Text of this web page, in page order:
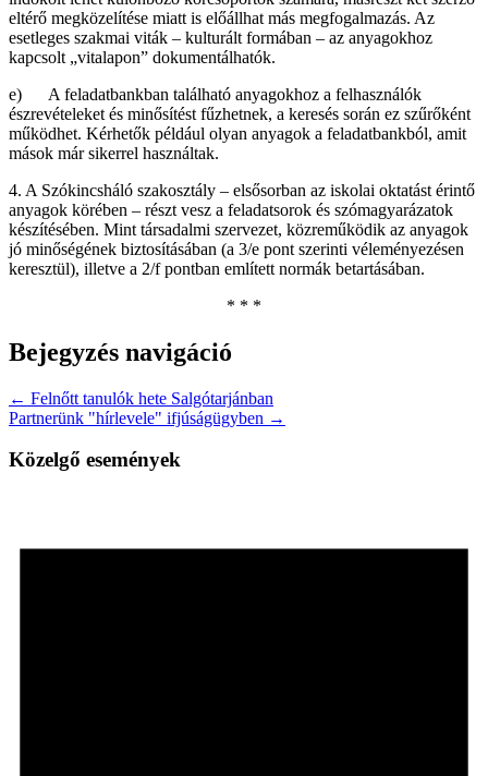
eltérő megközelítése miatt is előállhat más megfogalmazás. Az
esetleges szakmai viták – kulturált formában – az anyagokhoz
kapcsolt „vitalapon” dokumentálhatók.
e) A feladatbankban található anyagokhoz a felhasználók
észrevételeket és minősítést fűzhetnek, a keresés során ez szűrőként
működhet. Kérhetők például olyan anyagok a feladatbankból, amit
mások már sikerrel használtak.
4. A Szókincsháló szakosztály – elsősorban az iskolai oktatást érintő
anyagok körében – részt vesz a feladatsorok és szómagyarázatok
készítésében. Mint társadalmi szervezet, közreműködik az anyagok
jó minőségének biztosításában (a 3/e pont szerinti véleményezésen
keresztül), illetve a 2/f pontban említett normák betartásában.
* * *
Bejegyzés navigáció
← Felnőtt tanulók hete Salgótarjánban
Partnerünk "hírlevele" ifjúságügyben →
Közelgő események